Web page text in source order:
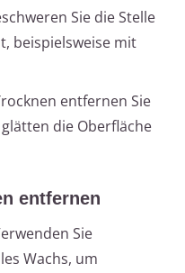
Sie die Stelle
beispielsweise mit
entfernen Sie
die Oberfläche
entfernen
Sie
Wachs, um